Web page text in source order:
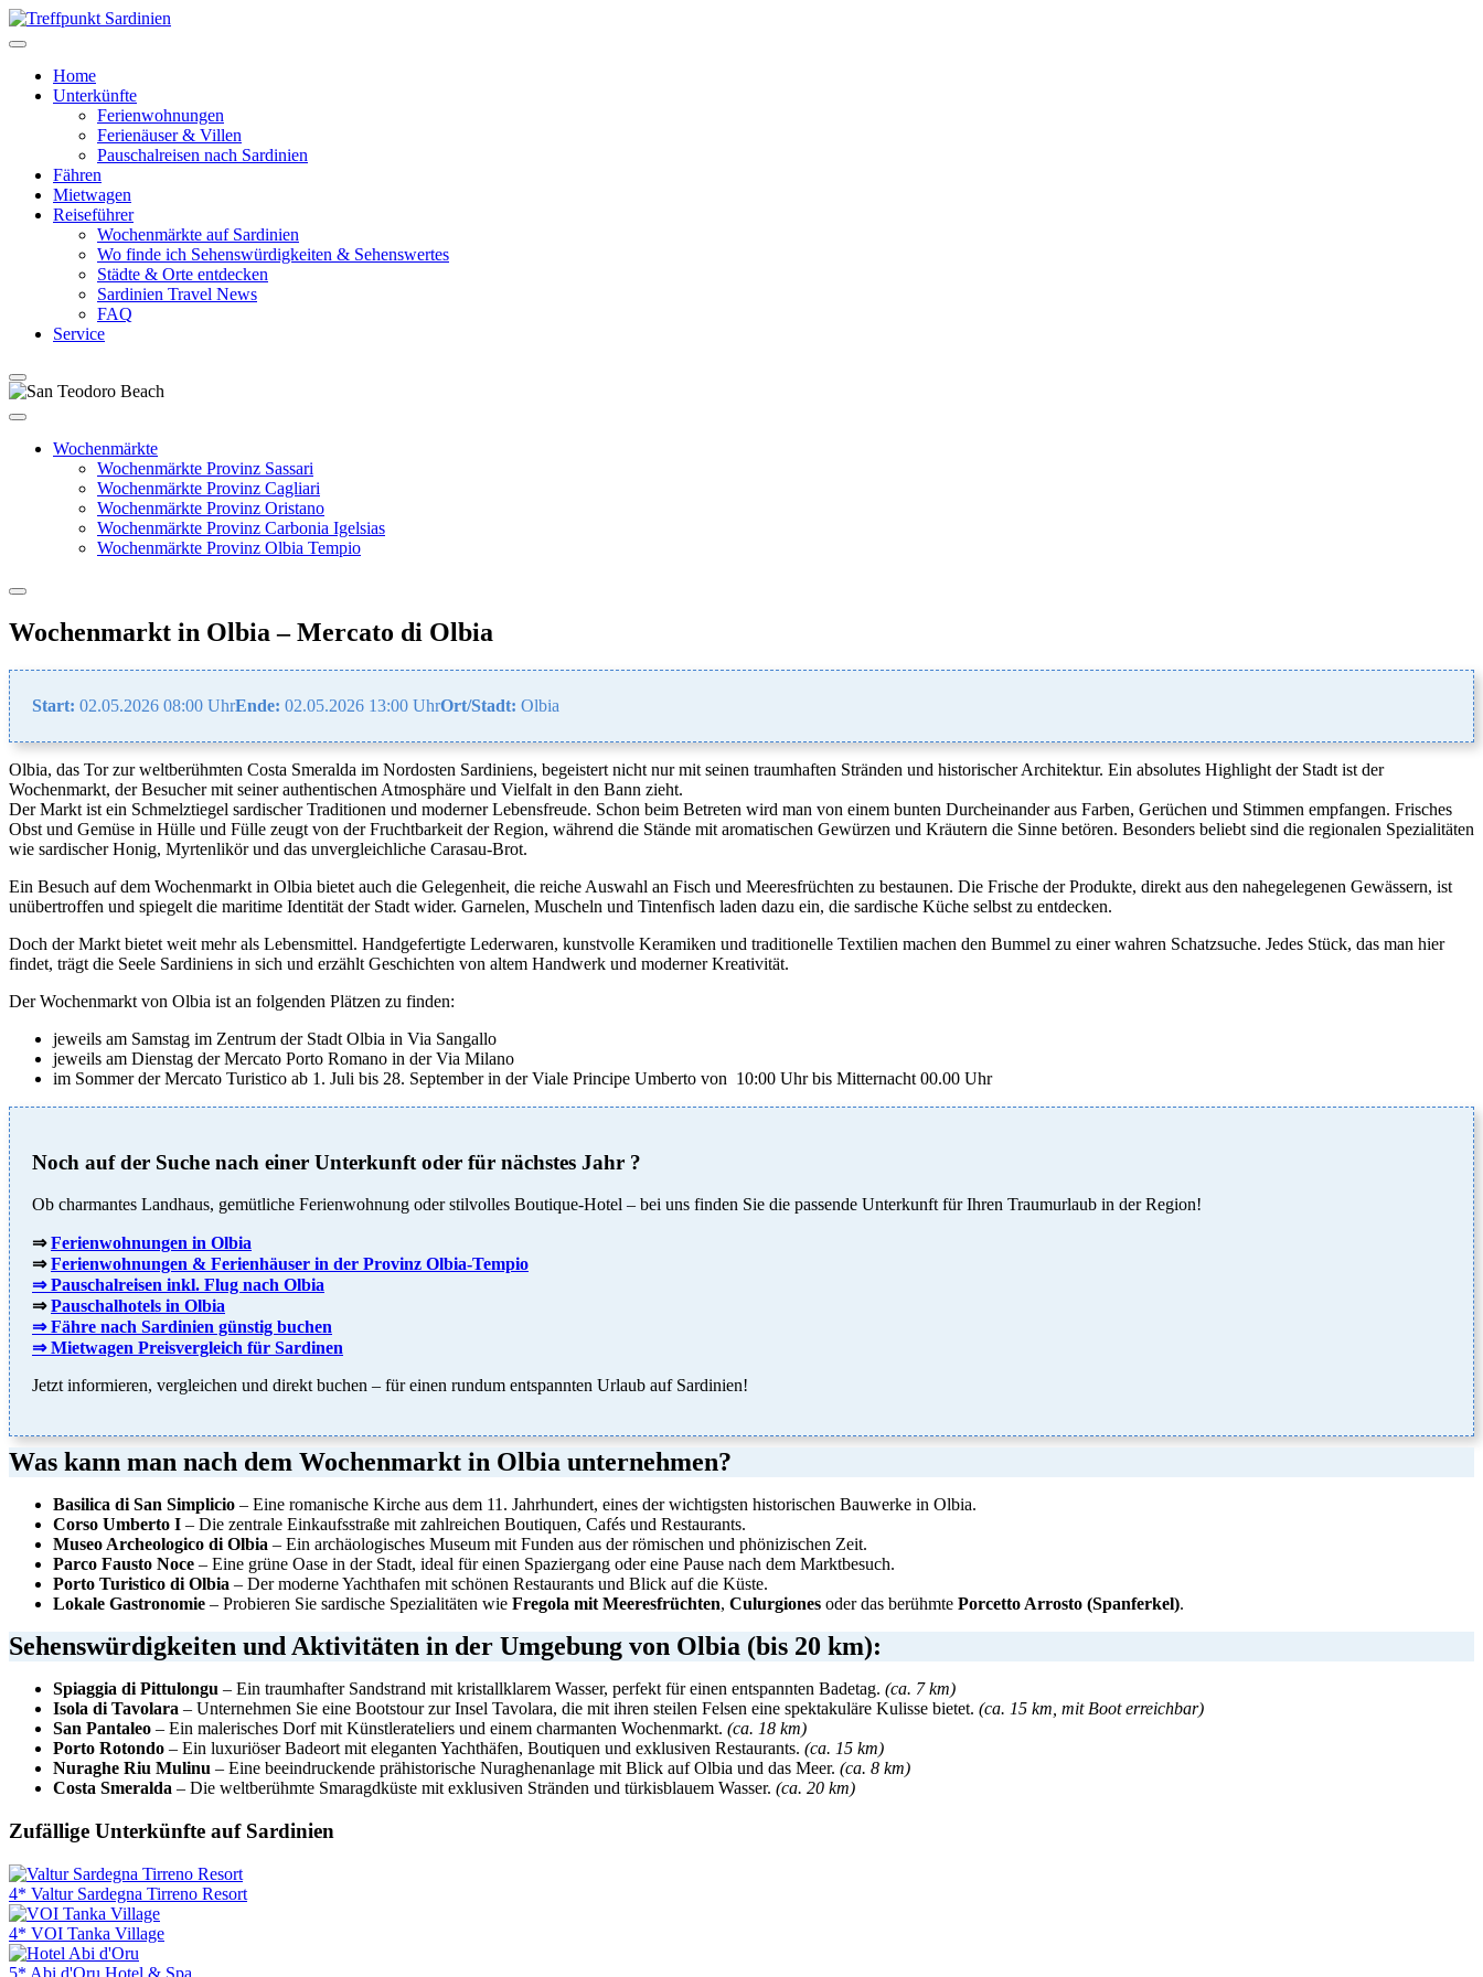
Home
Unterkünfte
Ferienwohnungen
Ferienäuser & Villen
Pauschalreisen nach Sardinien
Fähren
Mietwagen
Reiseführer
Wochenmärkte auf Sardinien
Wo finde ich Sehenswürdigkeiten & Sehenswertes
Städte & Orte entdecken
Sardinien Travel News
FAQ
Service
Wochenmärkte
Wochenmärkte Provinz Sassari
Wochenmärkte Provinz Cagliari
Wochenmärkte Provinz Oristano
Wochenmärkte Provinz Carbonia Igelsias
Wochenmärkte Provinz Olbia Tempio
Wochenmarkt in Olbia – Mercato di Olbia
Start: 02.05.2026 08:00 UhrEnde: 02.05.2026 13:00 UhrOrt/Stadt: Olbia
Olbia, das Tor zur weltberühmten Costa Smeralda im Nordosten Sardiniens, begeistert nicht nur mit seinen traumhaften Stränden und historischer Architektur. Ein absolutes Highlight der Stadt ist der
Wochenmarkt, der Besucher mit seiner authentischen Atmosphäre und Vielfalt in den Bann zieht.
Der Markt ist ein Schmelztiegel sardischer Traditionen und moderner Lebensfreude. Schon beim Betreten wird man von einem bunten Durcheinander aus Farben, Gerüchen und Stimmen empfangen. Frisches
Obst und Gemüse in Hülle und Fülle zeugt von der Fruchtbarkeit der Region, während die Stände mit aromatischen Gewürzen und Kräutern die Sinne betören. Besonders beliebt sind die regionalen Spezialitäten
wie sardischer Honig, Myrtenlikör und das unvergleichliche Carasau-Brot.
Ein Besuch auf dem Wochenmarkt in Olbia bietet auch die Gelegenheit, die reiche Auswahl an Fisch und Meeresfrüchten zu bestaunen. Die Frische der Produkte, direkt aus den nahegelegenen Gewässern, ist
unübertroffen und spiegelt die maritime Identität der Stadt wider. Garnelen, Muscheln und Tintenfisch laden dazu ein, die sardische Küche selbst zu entdecken.
Doch der Markt bietet weit mehr als Lebensmittel. Handgefertigte Lederwaren, kunstvolle Keramiken und traditionelle Textilien machen den Bummel zu einer wahren Schatzsuche. Jedes Stück, das man hier
findet, trägt die Seele Sardiniens in sich und erzählt Geschichten von altem Handwerk und moderner Kreativität.
Der Wochenmarkt von Olbia ist an folgenden Plätzen zu finden:
jeweils am Samstag im Zentrum der Stadt Olbia in Via Sangallo
jeweils am Dienstag der Mercato Porto Romano in der Via Milano
im Sommer der Mercato Turistico ab 1. Juli bis 28. September in der Viale Principe Umberto von 10:00 Uhr bis Mitternacht 00.00 Uhr
Noch auf der Suche nach einer Unterkunft oder für nächstes Jahr ?
Ob charmantes Landhaus, gemütliche Ferienwohnung oder stilvolles Boutique-Hotel – bei uns finden Sie die passende Unterkunft für Ihren Traumurlaub in der Region!
⇒Ferienwohnungen in Olbia
⇒Ferienwohnungen & Ferienhäuser in der Provinz Olbia-Tempio
⇒ Pauschalreisen inkl. Flug nach Olbia
⇒Pauschalhotels in Olbia
⇒ Fähre nach Sardinien günstig buchen
⇒ Mietwagen Preisvergleich für Sardinen
Jetzt informieren, vergleichen und direkt buchen – für einen rundum entspannten Urlaub auf Sardinien!
Was kann man nach dem Wochenmarkt in Olbia unternehmen?
Basilica di San Simplicio – Eine romanische Kirche aus dem 11. Jahrhundert, eines der wichtigsten historischen Bauwerke in Olbia.
Corso Umberto I – Die zentrale Einkaufsstraße mit zahlreichen Boutiquen, Cafés und Restaurants.
Museo Archeologico di Olbia – Ein archäologisches Museum mit Funden aus der römischen und phönizischen Zeit.
Parco Fausto Noce – Eine grüne Oase in der Stadt, ideal für einen Spaziergang oder eine Pause nach dem Marktbesuch.
Porto Turistico di Olbia – Der moderne Yachthafen mit schönen Restaurants und Blick auf die Küste.
Lokale Gastronomie – Probieren Sie sardische Spezialitäten wie Fregola mit Meeresfrüchten, Culurgiones oder das berühmte Porcetto Arrosto (Spanferkel).
Sehenswürdigkeiten und Aktivitäten in der Umgebung von Olbia (bis 20 km):
Spiaggia di Pittulongu – Ein traumhafter Sandstrand mit kristallklarem Wasser, perfekt für einen entspannten Badetag. (ca. 7 km)
Isola di Tavolara – Unternehmen Sie eine Bootstour zur Insel Tavolara, die mit ihren steilen Felsen eine spektakuläre Kulisse bietet. (ca. 15 km, mit Boot erreichbar)
San Pantaleo – Ein malerisches Dorf mit Künstlerateliers und einem charmanten Wochenmarkt. (ca. 18 km)
Porto Rotondo – Ein luxuriöser Badeort mit eleganten Yachthäfen, Boutiquen und exklusiven Restaurants. (ca. 15 km)
Nuraghe Riu Mulinu – Eine beeindruckende prähistorische Nuraghenanlage mit Blick auf Olbia und das Meer. (ca. 8 km)
Costa Smeralda – Die weltberühmte Smaragdküste mit exklusiven Stränden und türkisblauem Wasser. (ca. 20 km)
Zufällige Unterkünfte auf Sardinien
4* Valtur Sardegna Tirreno Resort
4* VOI Tanka Village
5* Abi d'Oru Hotel & Spa